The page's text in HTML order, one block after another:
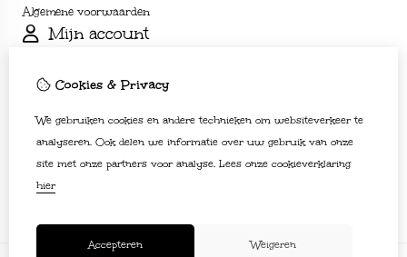
Algemene voorwaarden
Mijn account
Bestelhistorie
Nieuwsbrief
Klantenservice
Contact
Sitemap
Cookies & Privacy
We gebruiken cookies en andere technieken om websiteverkeer te
analyseren. Ook delen we informatie over uw gebruik van onze
site met onze partners voor analyse. Lees onze cookieverklaring
hier
Accepteren Weigeren